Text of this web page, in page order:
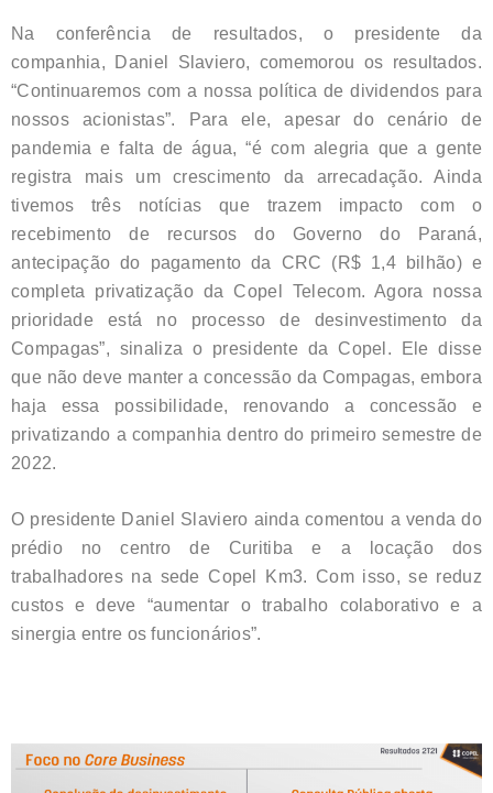
Na conferência de resultados, o presidente da
companhia, Daniel Slaviero, comemorou os resultados.
“Continuaremos com a nossa política de dividendos para
nossos acionistas”. Para ele, apesar do cenário de
pandemia e falta de água, “é com alegria que a gente
registra mais um crescimento da arrecadação. Ainda
tivemos três notícias que trazem impacto com o
recebimento de recursos do Governo do Paraná,
antecipação do pagamento da CRC (R$ 1,4 bilhão) e
completa privatização da Copel Telecom. Agora nossa
prioridade está no processo de desinvestimento da
Compagas”, sinaliza o presidente da Copel. Ele disse
que não deve manter a concessão da Compagas, embora
haja essa possibilidade, renovando a concessão e
privatizando a companhia dentro do primeiro semestre de
2022.
O presidente Daniel Slaviero ainda comentou a venda do
prédio no centro de Curitiba e a locação dos
trabalhadores na sede Copel Km3. Com isso, se reduz
custos e deve “aumentar o trabalho colaborativo e a
sinergia entre os funcionários”.